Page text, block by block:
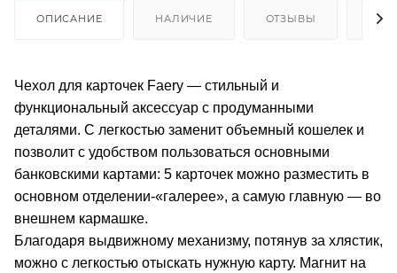
ОПИСАНИЕ НАЛИЧИЕ ОТЗЫВЫ
Чехол для карточек Faery — стильный и
функциональный аксессуар с продуманными
деталями. C легкостью заменит объемный кошелек и
позволит с удобством пользоваться основными
банковскими картами: 5 карточек можно разместить в
основном отделении-«галерее», а самую главную — во
внешнем кармашке.
Благодаря выдвижному механизму, потянув за хлястик,
можно с легкостью отыскать нужную карту. Магнит на